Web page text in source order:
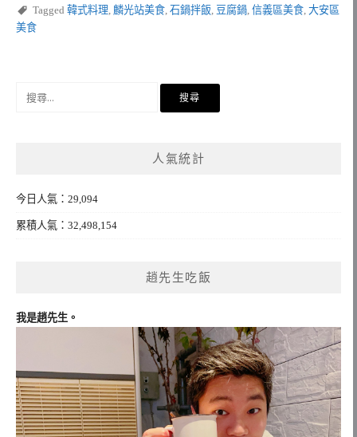
Tagged 韓式料理, 麟光站美食, 石鍋拌飯, 豆腐鍋, 信義區美食, 大安區
美食
人氣統計
今日人氣：29,094
累積人氣：32,498,154
趙先生吃飯
我是趙先生。